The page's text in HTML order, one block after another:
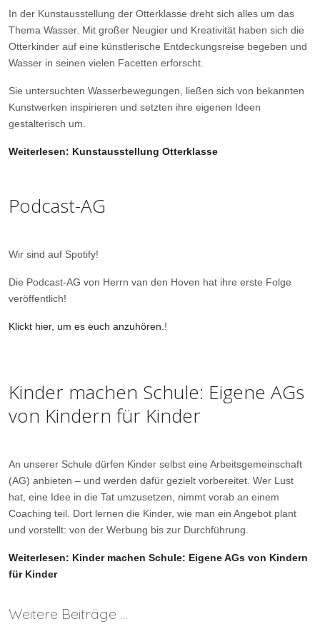
In der Kunstausstellung der Otterklasse dreht sich alles um das
Thema Wasser. Mit großer Neugier und Kreativität haben sich die
Otterkinder auf eine künstlerische Entdeckungsreise begeben und
Wasser in seinen vielen Facetten erforscht.
Sie untersuchten Wasserbewegungen, ließen sich von bekannten
Kunstwerken inspirieren und setzten ihre eigenen Ideen
gestalterisch um.
Weiterlesen: Kunstausstellung Otterklasse
Podcast-AG
Wir sind auf Spotify!
Die Podcast-AG von Herrn van den Hoven hat ihre erste Folge
veröffentlich!
Klickt hier, um es euch anzuhören.!
Kinder machen Schule: Eigene AGs
von Kindern für Kinder
An unserer Schule dürfen Kinder selbst eine Arbeitsgemeinschaft
(AG) anbieten – und werden dafür gezielt vorbereitet. Wer Lust
hat, eine Idee in die Tat umzusetzen, nimmt vorab an einem
Coaching teil. Dort lernen die Kinder, wie man ein Angebot plant
und vorstellt: von der Werbung bis zur Durchführung.
Weiterlesen: Kinder machen Schule: Eigene AGs von Kindern
für Kinder
Weitere Beiträge …